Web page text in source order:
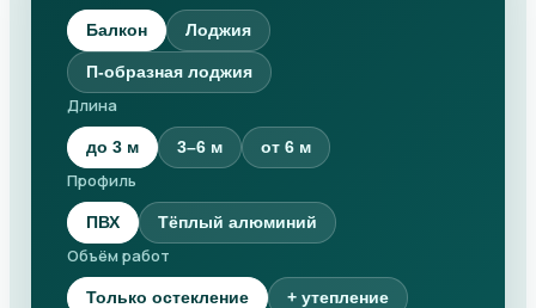
Балкон Лоджия
П-образная лоджия
Длина
до 3 м 3–6 м от 6 м
Профиль
ПВХ Тёплый алюминий
Объём работ
Только остекление + утепление